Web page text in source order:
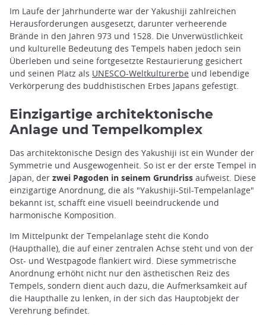
Im Laufe der Jahrhunderte war der Yakushiji zahlreichen
Herausforderungen ausgesetzt, darunter verheerende
Brände in den Jahren 973 und 1528. Die Unverwüstlichkeit
und kulturelle Bedeutung des Tempels haben jedoch sein
Überleben und seine fortgesetzte Restaurierung gesichert
und seinen Platz als UNESCO-Weltkulturerbe und lebendige
Verkörperung des buddhistischen Erbes Japans gefestigt.
Einzigartige architektonische
Anlage und Tempelkomplex
Das architektonische Design des Yakushiji ist ein Wunder der
Symmetrie und Ausgewogenheit. So ist er der erste Tempel in
Japan, der zwei Pagoden in seinem Grundriss aufweist. Diese
einzigartige Anordnung, die als "Yakushiji-Stil-Tempelanlage"
bekannt ist, schafft eine visuell beeindruckende und
harmonische Komposition.
Im Mittelpunkt der Tempelanlage steht die Kondo
(Haupthalle), die auf einer zentralen Achse steht und von der
Ost- und Westpagode flankiert wird. Diese symmetrische
Anordnung erhöht nicht nur den ästhetischen Reiz des
Tempels, sondern dient auch dazu, die Aufmerksamkeit auf
die Haupthalle zu lenken, in der sich das Hauptobjekt der
Verehrung befindet.